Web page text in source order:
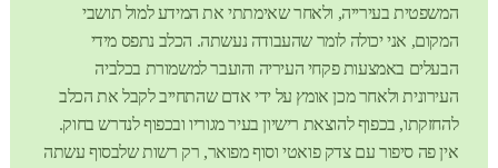
המשפטית בעירייה, ולאחר שאימתתי את המידע למול תושבי
המקום, אני יכולה לומר שהעבודה נעשתה. הכלב נתפס מידי
הבעלים באמצעות פקחי העיריה והועבר למשמורת בכלביה
העירונית ולאחר מכן אומץ על ידי אדם שהתחייב לקבל את הכלב
להחזקתו, בכפוף להוצאת רישיון בעיר מגוריו ובכפוף לנדרש בחוק.
אין פה סיפור עם צדק פואטי וסוף מפואר, רק רשות שלבסוף עשתה